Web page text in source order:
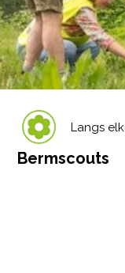
Langs
Bermscouts